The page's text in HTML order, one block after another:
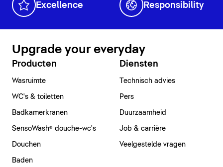
Excellence Responsibility
Upgrade your everyday
Producten
Wasruimte
WC's & toiletten
Badkamerkranen
SensoWash® douche-wc's
Douchen
Baden
Diensten
Technisch advies
Pers
Duurzaamheid
Job & carrière
Veelgestelde vragen